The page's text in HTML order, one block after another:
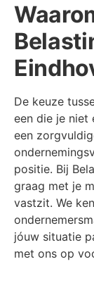
De keuze
een die je niet
een
positie. Bij
graag met je
vastzit. We
jóuw situatie
met ons op